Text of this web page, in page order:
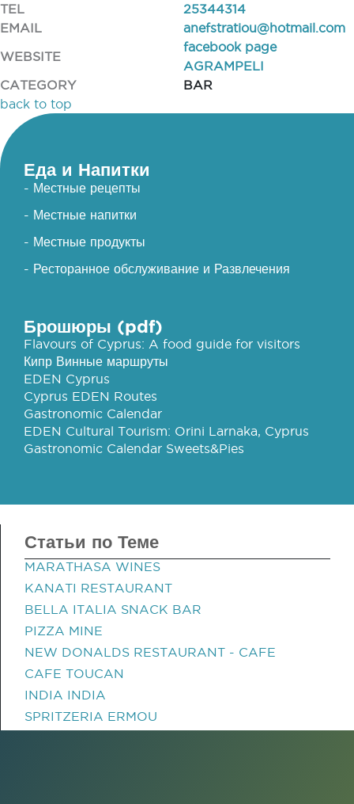
TEL
25344314
EMAIL
anefstratiou@hotmail.com
WEBSITE
facebook page
AGRAMPELI
CATEGORY
BAR
back to top
Еда и Напитки
- Местные рецепты
- Местные напитки
- Местные продукты
- Ресторанное обслуживание и Развлечения
Брошюры (pdf)
Flavours of Cyprus: A food guide for visitors
Кипр Винные маршруты
EDEN Cyprus
Cyprus EDEN Routes
Gastronomic Calendar
EDEN Cultural Tourism: Orini Larnaka, Cyprus
Gastronomic Calendar Sweets&Pies
Статьи по Теме
MARATHASA WINES
KANATI RESTAURANT
BELLA ITALIA SNACK BAR
PIZZA MINE
NEW DONALDS RESTAURANT - CAFE
CAFE TOUCAN
INDIA INDIA
SPRITZERIA ERMOU